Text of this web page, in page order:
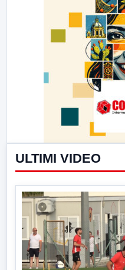
ULTIMI VIDEO